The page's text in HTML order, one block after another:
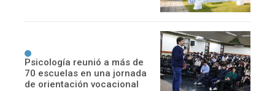
Psicología reunió a más de
70 escuelas en una jornada
de orientación vocacional